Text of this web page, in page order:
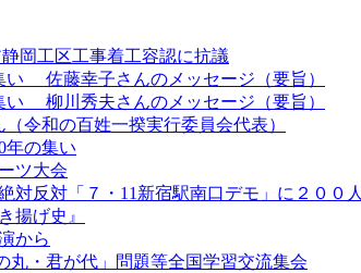
岡工区工事着工容認に抗議
い 佐藤幸子さんのメッセージ（要旨）
い 柳川秀夫さんのメッセージ（要旨）
令和の百姓一揆実行委員会代表）
年の集い
ツ大会
対反対「７・11新宿駅南口デモ」に２００人
揚げ史』
から
丸・君が代」問題等全国学習交流集会